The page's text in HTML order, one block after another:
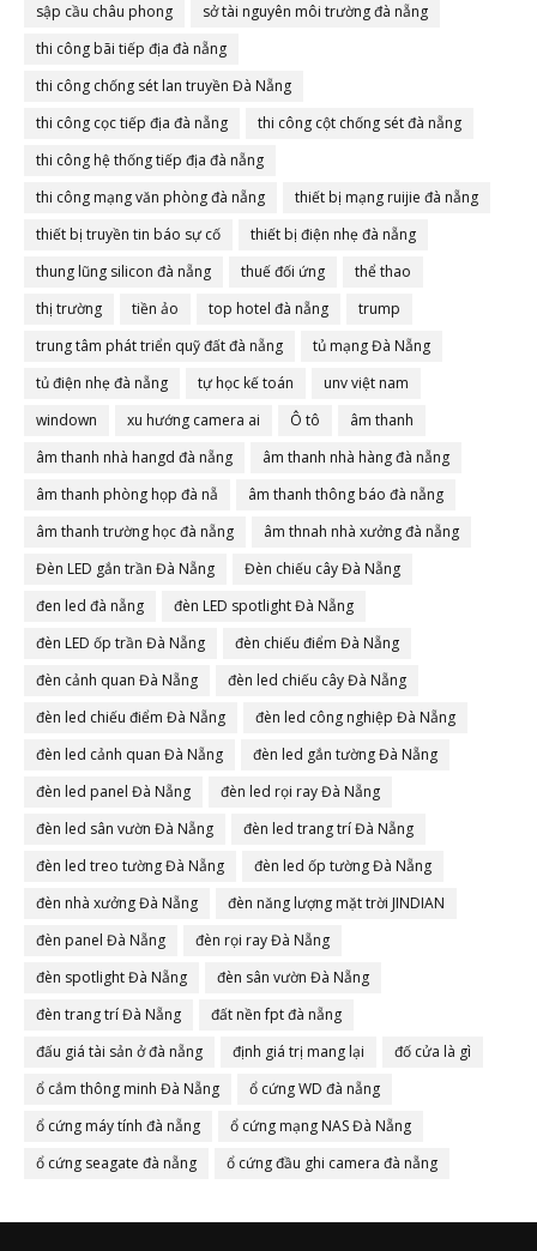
sập cầu châu phong
sở tài nguyên môi trường đà nẵng
thi công bãi tiếp địa đà nẵng
thi công chống sét lan truyền Đà Nẵng
thi công cọc tiếp địa đà nẵng
thi công cột chống sét đà nẵng
thi công hệ thống tiếp địa đà nẵng
thi công mạng văn phòng đà nẵng
thiết bị mạng ruijie đà nẵng
thiết bị truyền tin báo sự cố
thiết bị điện nhẹ đà nẵng
thung lũng silicon đà nẵng
thuế đối ứng
thể thao
thị trường
tiền ảo top hotel đà nẵng
trump
trung tâm phát triển quỹ đất đà nẵng
tủ mạng Đà Nẵng
tủ điện nhẹ đà nẵng
tự học kế toán
unv việt nam
windown
xu hướng camera ai Ô tô
âm thanh
âm thanh nhà hangd đà nẵng
âm thanh nhà hàng đà nẵng
âm thanh phòng họp đà nẵ
âm thanh thông báo đà nẵng
âm thanh trường học đà nẵng
âm thnah nhà xưởng đà nẵng
Đèn LED gắn trần Đà Nẵng
Đèn chiếu cây Đà Nẵng
đen led đà nẵng
đèn LED spotlight Đà Nẵng
đèn LED ốp trần Đà Nẵng
đèn chiếu điểm Đà Nẵng
đèn cảnh quan Đà Nẵng
đèn led chiếu cây Đà Nẵng
đèn led chiếu điểm Đà Nẵng
đèn led công nghiệp Đà Nẵng
đèn led cảnh quan Đà Nẵng
đèn led gắn tường Đà Nẵng
đèn led panel Đà Nẵng
đèn led rọi ray Đà Nẵng
đèn led sân vườn Đà Nẵng
đèn led trang trí Đà Nẵng
đèn led treo tường Đà Nẵng
đèn led ốp tường Đà Nẵng
đèn nhà xưởng Đà Nẵng
đèn năng lượng mặt trời JINDIAN
đèn panel Đà Nẵng
đèn rọi ray Đà Nẵng
đèn spotlight Đà Nẵng
đèn sân vườn Đà Nẵng
đèn trang trí Đà Nẵng
đất nền fpt đà nẵng
đấu giá tài sản ở đà nẵng
định giá trị mang lại
đố cửa là gì
ổ cắm thông minh Đà Nẵng
ổ cứng WD đà nẵng
ổ cứng máy tính đà nẵng
ổ cứng mạng NAS Đà Nẵng
ổ cứng seagate đà nẵng
ổ cứng đầu ghi camera đà nẵng